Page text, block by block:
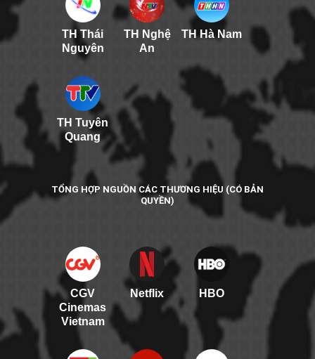
TH Thái
Nguyên
TH Nghệ
An
TH Hà Nam
TH Tuyên
Quang
TỔNG HỢP NGUỒN CÁC THƯƠNG HIỆU (CÓ BẢN
QUYỀN)
CGV
Cinemas
Vietnam
Netflix HBO